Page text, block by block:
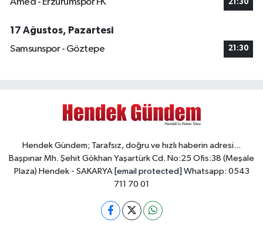
Amed - Erzurumspor FK 21:30
17 Ağustos, Pazartesi
Samsunspor - Göztepe
21:30
Hendek Gündem; Tarafsız, doğru ve hızlı haberin adresi...
Başpınar Mh. Şehit Gökhan Yaşartürk Cd. No:25 Ofis:38 (Meşale
Plaza) Hendek - SAKARYA [email protected] Whatsapp: 0543
711 70 01